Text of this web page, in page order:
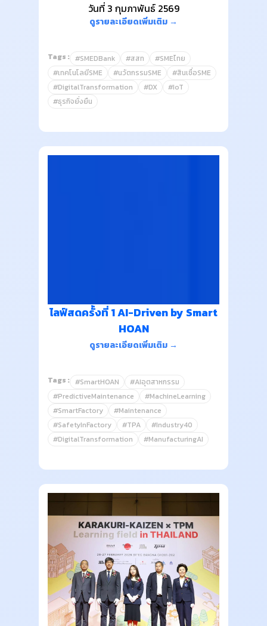
วันที่ 3 กุมภาพันธ์ 2569
ดูรายละเอียดเพิ่มเติม →
Tags : #SMEDBank #สสท
#SMEไทย
#เทคโนโลยีSME
#นวัตกรรมSME
#สินเชื่อSME
#DigitalTransformation
#DX
#IoT
#ธุรกิจยั่งยืน
ไลฟ์สดครั้งที่ 1 AI-Driven by Smart
HOAN
ดูรายละเอียดเพิ่มเติม →
Tags : #SmartHOAN
#AIอุตสาหกรรม
#PredictiveMaintenance
#MachineLearning
#SmartFactory
#Maintenance
#SafetyInFactory
#TPA
#Industry40
#DigitalTransformation
#ManufacturingAI